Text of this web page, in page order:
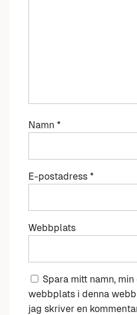
Namn *
E-postadress *
Webbplats
Spara mitt namn,
webbplats i denna
jag skriver en